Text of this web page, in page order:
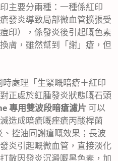
主要分兩種：一種係紅印
發炎導致局部微血管擴張受
印），係發炎後引起嘅色素
膚，雖然幫到「謝」瘡，但
處理「生緊嘅暗瘡＋紅印
正處於紅腫發炎狀態嘅石頭
專用雙波段暗瘡濾片 可以
造成暗瘡嘅痤瘡丙酸桿菌
、控油同謝瘡嘅效果；長波
炎引起嘅微血管，直接淡化
散因發炎沉澱嘅黑色素，加